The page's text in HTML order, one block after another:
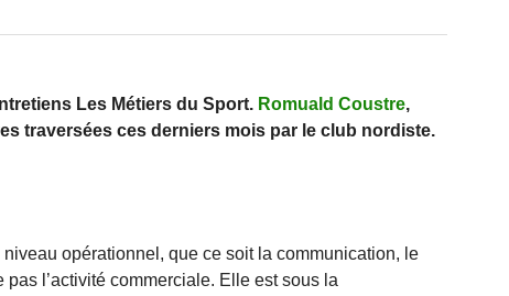
Les Métiers du Sport. Romuald Coustre,
traversées ces derniers mois par le club nordiste.
opérationnel, que ce soit la communication, le
l’activité commerciale. Elle est sous la